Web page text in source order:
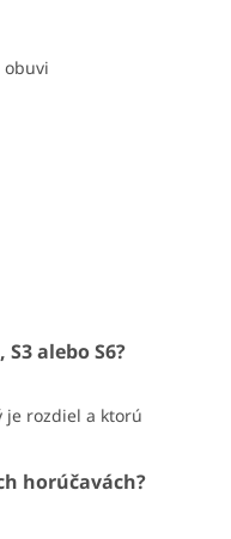
obuvi
alebo S6?
je rozdiel a ktorú
horúčavách?